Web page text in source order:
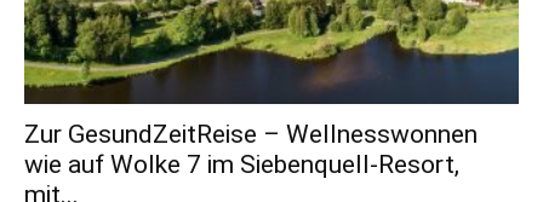
Zur GesundZeitReise – Wellnesswonnen
wie auf Wolke 7 im Siebenquell-Resort,
mit...